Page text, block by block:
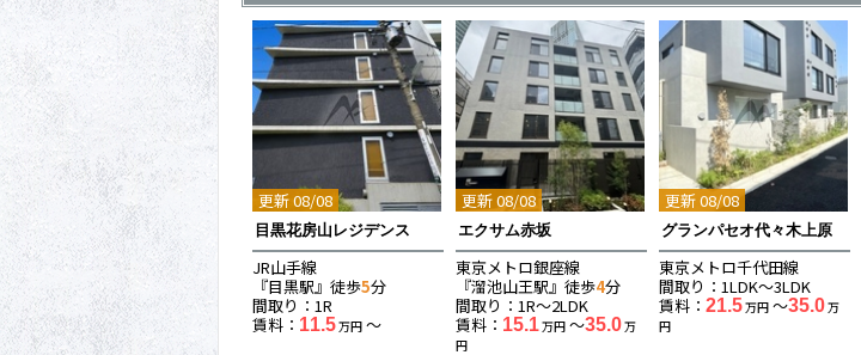
更新 08/08
目黒花房山レジデンス
JR山手線
『目黒駅』徒歩5分
間取り：1R
賃料： 11.5万円 〜
更新 08/08
エクサム赤坂
東京メトロ銀座線
『溜池山王駅』徒歩4分
間取り：1R〜2LDK
賃料： 15.1万円 〜35.0万
円
更新 08/08
グランパセオ代々木上原
東京メトロ千代田線
間取り：1LDK〜3LDK
賃料：21.5万円 〜35.0万
円